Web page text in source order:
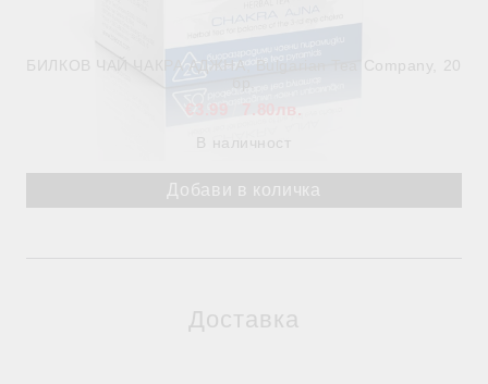
БИЛКОВ ЧАЙ ЧАКРА АДЖНА, Bulgarian Tea Company, 20
В наличност
Доставка